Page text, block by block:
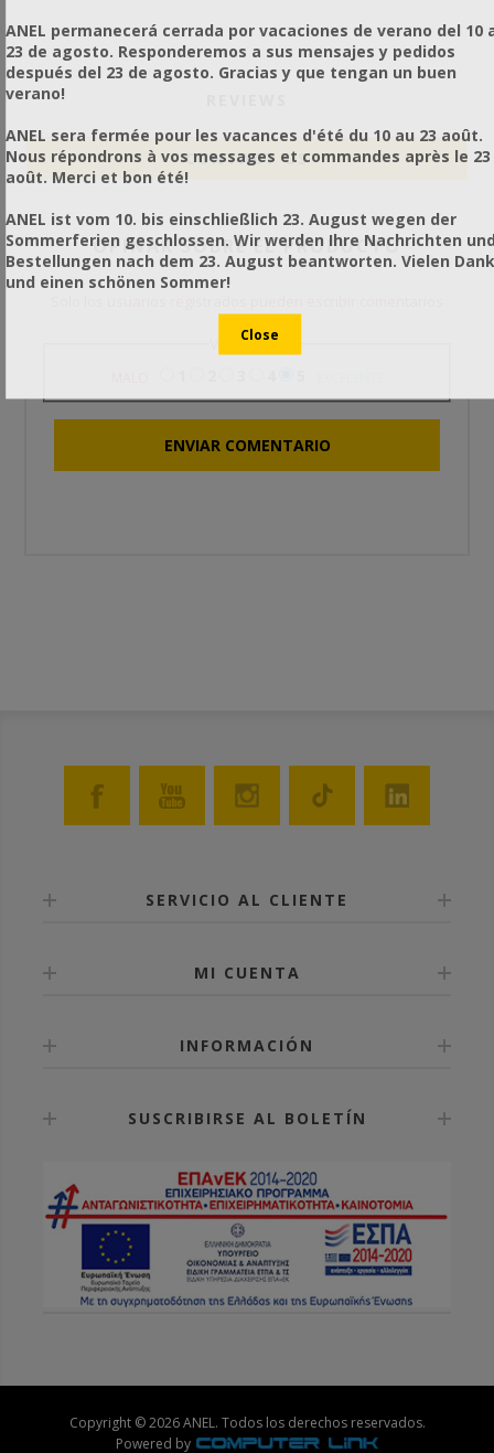
CONTACT US
OPINAR SOBRE EL PRODUCTO
Valoración
SERVICIO AL CLIENTE
MI CUENTA
INFORMACIÓN
SUSCRIBIRSE AL BOLETÍN
Copyright © 2026 ANEL. Todos los derechos reservados.
Powered by
ANEL permanecerá cerrada por vacaciones de verano del 10
23 de agosto. Responderemos a sus mensajes y pedidos
después del 23 de agosto. Gracias y que tengan un buen
verano!
ANEL sera fermée pour les vacances d'été du 10 au 23 août.
Nous répondrons à vos messages et commandes après le 23
août. Merci et bon été!
ANEL ist vom 10. bis einschließlich 23. August wegen der
Sommerferien geschlossen. Wir werden Ihre Nachrichten
Bestellungen nach dem 23. August beantworten. Vielen Dank
und einen schönen Sommer!